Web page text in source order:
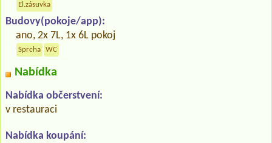
El.zásuvka
Budovy(pokoje/app):
ano, 2x 7L, 1x 6L pokoj
Sprcha WC
Nabídka
Nabídka občerstvení:
v restauraci
Nabídka koupání: